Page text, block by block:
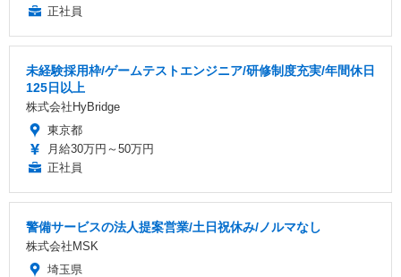
正社員
未経験採用枠/ゲームテストエンジニア/研修制度充実/年間休日
125日以上
株式会社HyBridge
東京都
月給30万円～50万円
正社員
警備サービスの法人提案営業/土日祝休み/ノルマなし
株式会社MSK
埼玉県